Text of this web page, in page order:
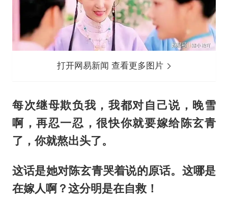
打开网易新闻 查看更多图片
每次继母欺负我，我都对自己说，晚雪
啊，再忍一忍，很快你就要嫁给陈玄青
了，你就熬出头了。
这话是她对陈玄青哭着说的原话。这哪是
在嫁人啊？这分明是在自救！